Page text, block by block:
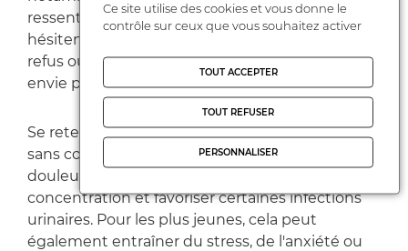
ressentent le besoin. Pourtant, certains enfants
hésitent à demander l'autorisation, craignent un
refus ou attendent la récréation malgré une
envie pressante.
Se retenir d'uriner de façon répétée n'est pas
sans conséquence. Cela peut provoquer des
douleurs, de l'inconfort, des difficultés de
concentration et favoriser certaines infections
urinaires. Pour les plus jeunes, cela peut
également entraîner du stress, de l'anxiété ou
Ce site utilise des cookies et vous donne le
contrôle sur ceux que vous souhaitez activer
TOUT ACCEPTER
TOUT REFUSER
PERSONNALISER